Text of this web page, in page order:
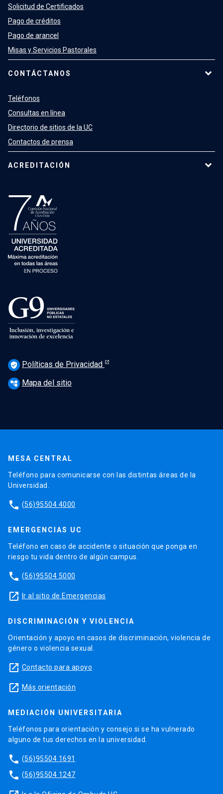
Solicitud de Certificados
Pago de créditos
Pago de arancel
Misas y Servicios Pastorales
CONTÁCTANOS
Teléfonos
Consultas en línea
Directorio de sitios de la UC
Contactos de prensa
ACREDITACIÓN
verified_user Políticas de Privacidad
account_tree Mapa del sitio
MESA CENTRAL
Teléfono para comunicarse con las distintas áreas de la
Universidad.
phone (56)95504 4000
EMERGENCIAS UC
Teléfono en caso de accidente o situación que ponga en
riesgo tu vida dentro de algún campus.
phone (56)95504 5000
launch Ir al sitio de Emergencias
DISCRIMINACIÓN Y VIOLENCIA
Orientación y apoyo en casos de discriminación, violencia de
género o violencia sexual.
launch Contacto para apoyo
launch Más orientación
MEDIACIÓN UNIVERSITARIA
Teléfonos para orientación y consejo si se ha vulnerado
alguno de tus derechos en la universidad.
phone (56)95504 1691
phone (56)95504 1247